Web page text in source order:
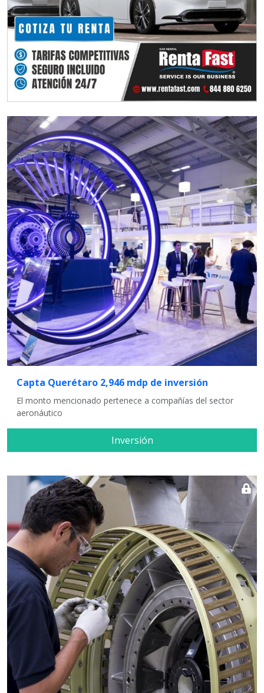
Capta Querétaro 2,946 mdp de inversión
El monto mencionado pertenece a compañías del sector
aeronáutico
Inversión